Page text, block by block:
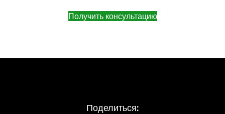
Получить консультацию
Поделиться: